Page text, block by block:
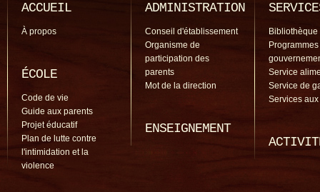
ACCUEIL
À propos
ÉCOLE
Code de vie
Guide aux parents
Projet éducatif
Plan de lutte contre
l'intimidation et la
violence
ADMINISTRATION
Conseil d'établissement
Organisme de
participation des
parents
Mot de la direction
ENSEIGNEMENT
Bibliothèque
Programmes
Service
Service de
Services